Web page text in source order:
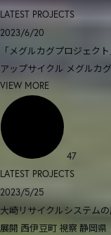
LATEST PROJECTS
2023/6/20
「メグルカグプロジェク
アップサイクル メグルカ
VIEW MORE
47
LATEST PROJECTS
2023/5/25
大崎リサイクルシステム
展開 西伊豆町 視察 静岡県